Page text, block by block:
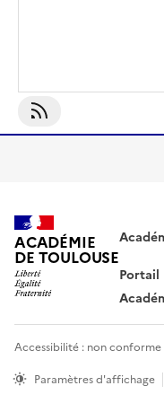
S'abonner À
ACADÉMIE
DE TOULOUSE
Portail
Accessibilité : non conforme
Paramètres d'affichage